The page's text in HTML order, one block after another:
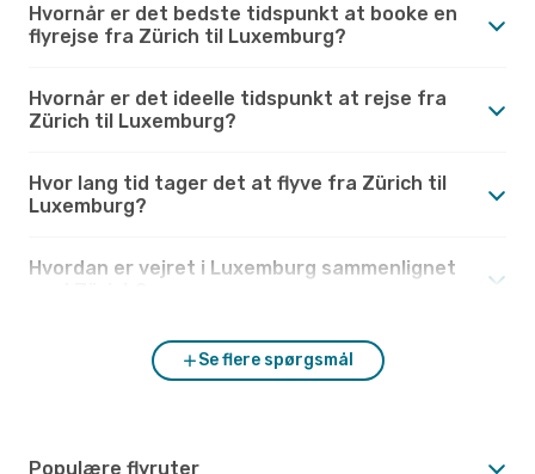
Hvornår er det bedste tidspunkt at booke en
flyrejse fra Zürich til Luxemburg?
Hvornår er det ideelle tidspunkt at rejse fra
Zürich til Luxemburg?
Hvor lang tid tager det at flyve fra Zürich til
Luxemburg?
Hvordan er vejret i Luxemburg sammenlignet
Se flere spørgsmål
Populære flyruter